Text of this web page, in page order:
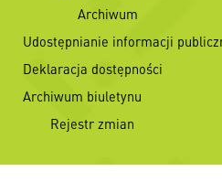
Archiwum
Udostępnianie informacji
Deklaracja dostępności
Archiwum biuletynu
Rejestr zmian